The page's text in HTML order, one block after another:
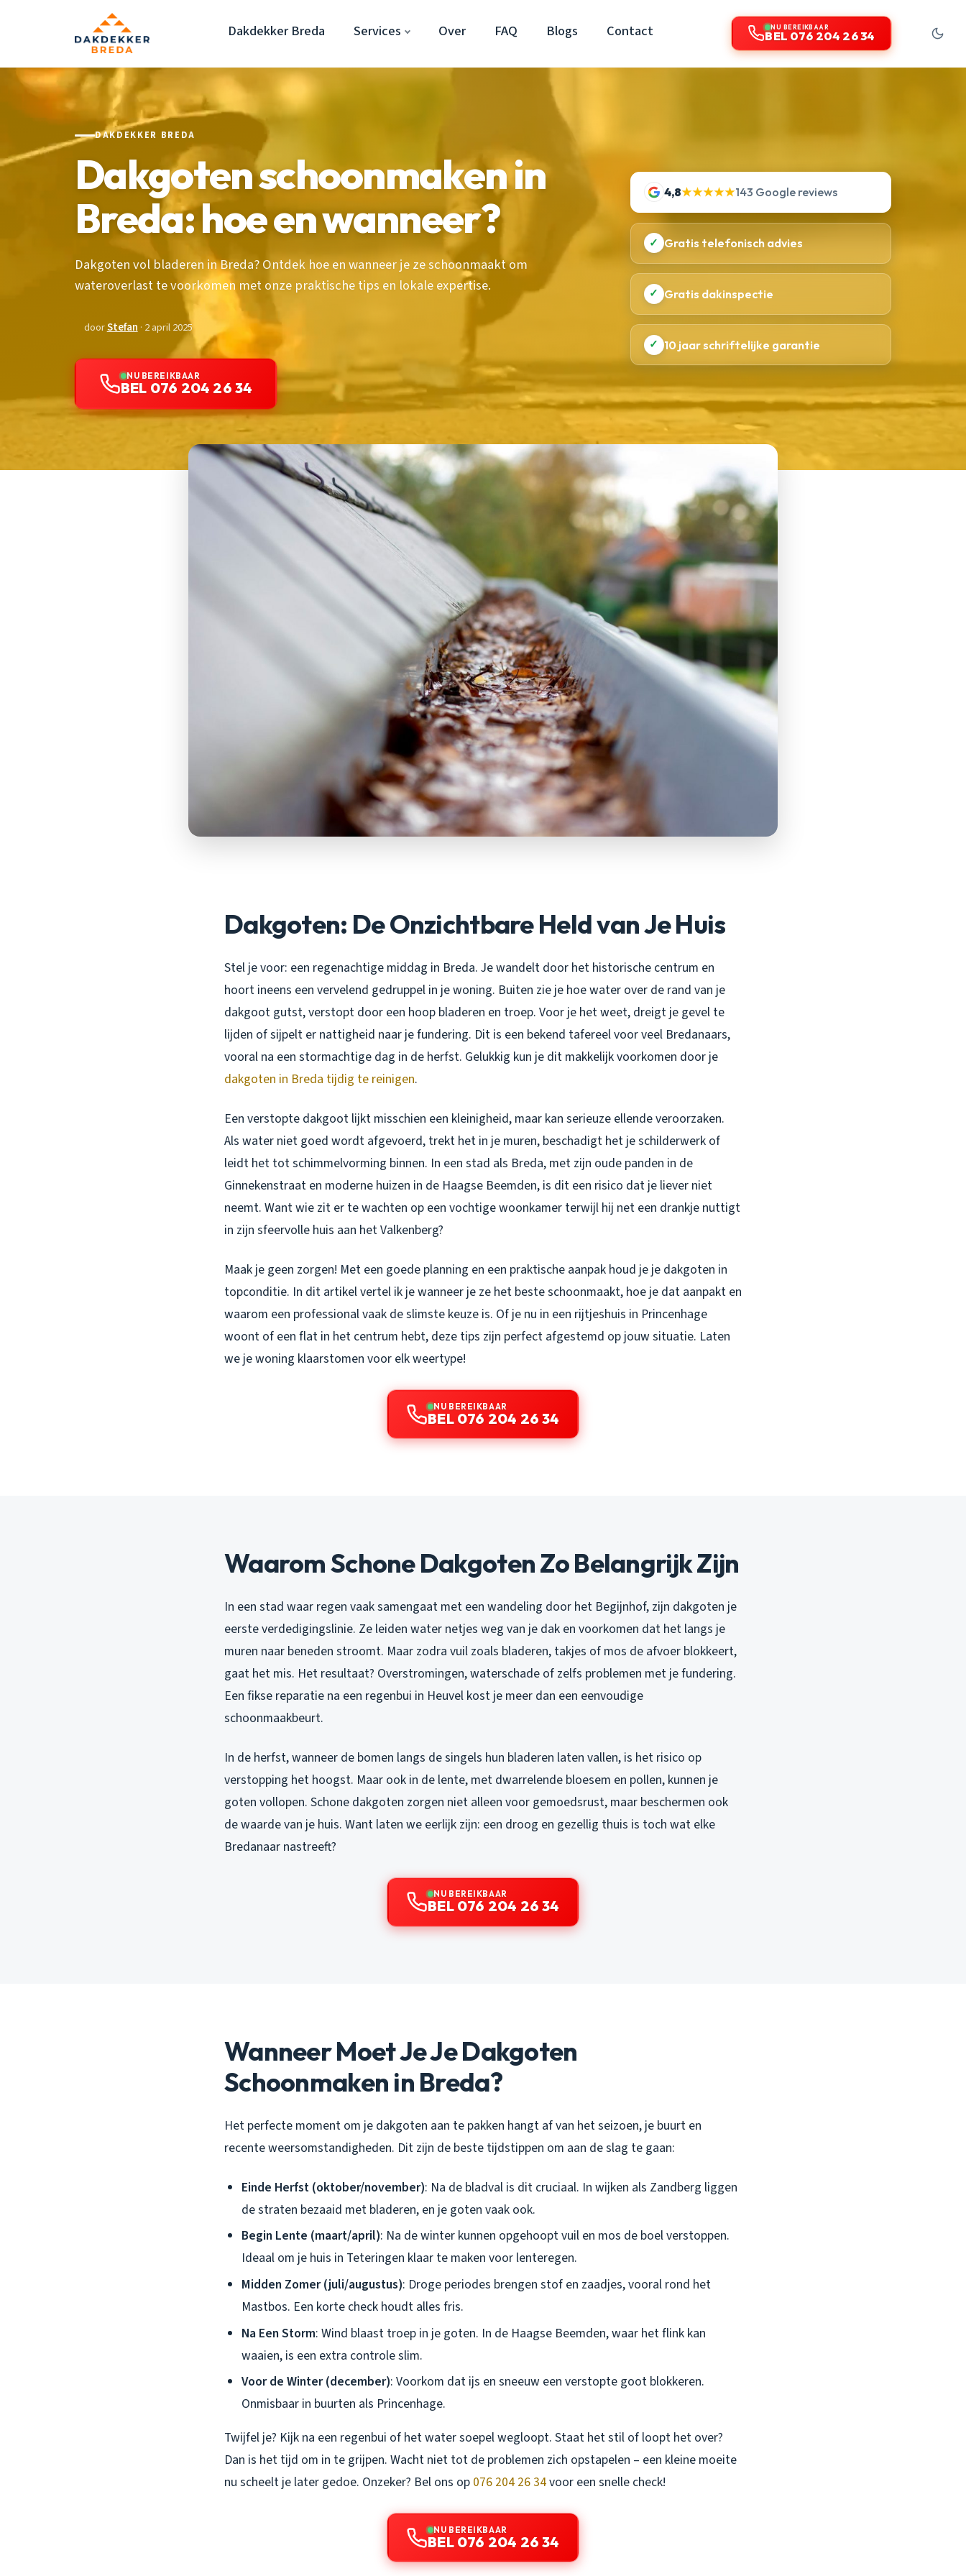
Dakdekker Breda Services Over FAQ Blogs Contact NU BEREIKBAAR
BEL 076 204 26 34
DAKDEKKER BREDA
Dakgoten schoonmaken in
Breda: hoe en wanneer?
Dakgoten vol bladeren in Breda? Ontdek hoe en wanneer je ze schoonmaakt om
wateroverlast te voorkomen met onze praktische tips en lokale expertise.
doorStefan · 2 april 2025
NU BEREIKBAAR
BEL 076 204 26 34
4,8★★★★★143 Google reviews
✓ Gratis telefonisch advies
✓ Gratis dakinspectie
✓ 10 jaar schriftelijke garantie
Dakgoten: De Onzichtbare Held van Je Huis
Stel je voor: een regenachtige middag in Breda. Je wandelt door het historische centrum en
hoort ineens een vervelend gedruppel in je woning. Buiten zie je hoe water over de rand van je
dakgoot gutst, verstopt door een hoop bladeren en troep. Voor je het weet, dreigt je gevel te
lijden of sijpelt er nattigheid naar je fundering. Dit is een bekend tafereel voor veel Bredanaars,
vooral na een stormachtige dag in de herfst. Gelukkig kun je dit makkelijk voorkomen door je
dakgoten in Breda tijdig te reinigen.
Een verstopte dakgoot lijkt misschien een kleinigheid, maar kan serieuze ellende veroorzaken.
Als water niet goed wordt afgevoerd, trekt het in je muren, beschadigt het je schilderwerk of
leidt het tot schimmelvorming binnen. In een stad als Breda, met zijn oude panden in de
Ginnekenstraat en moderne huizen in de Haagse Beemden, is dit een risico dat je liever niet
neemt. Want wie zit er te wachten op een vochtige woonkamer terwijl hij net een drankje nuttigt
in zijn sfeervolle huis aan het Valkenberg?
Maak je geen zorgen! Met een goede planning en een praktische aanpak houd je je dakgoten in
topconditie. In dit artikel vertel ik je wanneer je ze het beste schoonmaakt, hoe je dat aanpakt en
waarom een professional vaak de slimste keuze is. Of je nu in een rijtjeshuis in Princenhage
woont of een flat in het centrum hebt, deze tips zijn perfect afgestemd op jouw situatie. Laten
we je woning klaarstomen voor elk weertype!
NU BEREIKBAAR
BEL 076 204 26 34
Waarom Schone Dakgoten Zo Belangrijk Zijn
In een stad waar regen vaak samengaat met een wandeling door het Begijnhof, zijn dakgoten je
eerste verdedigingslinie. Ze leiden water netjes weg van je dak en voorkomen dat het langs je
muren naar beneden stroomt. Maar zodra vuil zoals bladeren, takjes of mos de afvoer blokkeert,
gaat het mis. Het resultaat? Overstromingen, waterschade of zelfs problemen met je fundering.
Een fikse reparatie na een regenbui in Heuvel kost je meer dan een eenvoudige
schoonmaakbeurt.
In de herfst, wanneer de bomen langs de singels hun bladeren laten vallen, is het risico op
verstopping het hoogst. Maar ook in de lente, met dwarrelende bloesem en pollen, kunnen je
goten vollopen. Schone dakgoten zorgen niet alleen voor gemoedsrust, maar beschermen ook
de waarde van je huis. Want laten we eerlijk zijn: een droog en gezellig thuis is toch wat elke
Bredanaar nastreeft?
NU BEREIKBAAR
BEL 076 204 26 34
Wanneer Moet Je Je Dakgoten
Schoonmaken in Breda?
Het perfecte moment om je dakgoten aan te pakken hangt af van het seizoen, je buurt en
recente weersomstandigheden. Dit zijn de beste tijdstippen om aan de slag te gaan:
Einde Herfst (oktober/november): Na de bladval is dit cruciaal. In wijken als Zandberg liggen
de straten bezaaid met bladeren, en je goten vaak ook.
Begin Lente (maart/april): Na de winter kunnen opgehoopt vuil en mos de boel verstoppen.
Ideaal om je huis in Teteringen klaar te maken voor lenteregen.
Midden Zomer (juli/augustus): Droge periodes brengen stof en zaadjes, vooral rond het
Mastbos. Een korte check houdt alles fris.
Na Een Storm: Wind blaast troep in je goten. In de Haagse Beemden, waar het flink kan
waaien, is een extra controle slim.
Voor de Winter (december): Voorkom dat ijs en sneeuw een verstopte goot blokkeren.
Onmisbaar in buurten als Princenhage.
Twijfel je? Kijk na een regenbui of het water soepel wegloopt. Staat het stil of loopt het over?
Dan is het tijd om in te grijpen. Wacht niet tot de problemen zich opstapelen – een kleine moeite
nu scheelt je later gedoe. Onzeker? Bel ons op 076 204 26 34voor een snelle check!
NU BEREIKBAAR
BEL 076 204 26 34